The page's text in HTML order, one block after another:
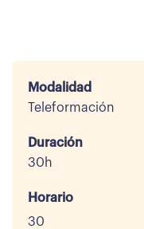
Modalidad
Teleformación
Duración
30h
Horario
30